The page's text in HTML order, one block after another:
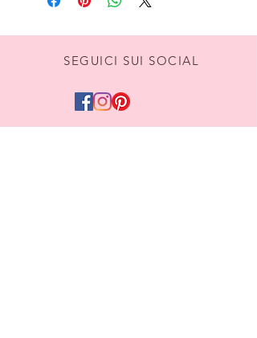
SEGUICI SUI SOCIAL